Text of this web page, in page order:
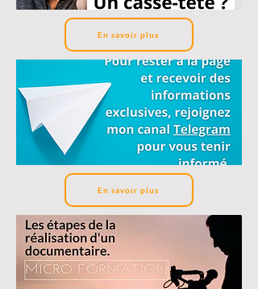
En savoir plus
En savoir plus